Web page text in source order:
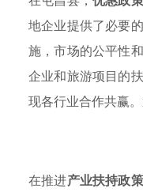
地企业提供了必要
施，市场的公平性
企业和旅游项目的
现各行业合作共赢
在推进产业扶持政策